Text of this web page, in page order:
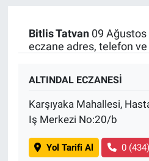
Bitlis Tatvan09 Ağustos
eczane adres, telefon ve
ALTINDAL ECZANESİ
Karşıyaka Mahallesi,
Iş Merkezi No:20/b
Yol Tarifi Al 0